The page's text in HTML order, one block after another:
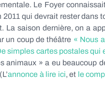
Le Foyer
2011 qui devrait rester dans
La saison dernière, on a
un coup de théâtre « Nous
simples cartes postales qui
animaux » a eu beaucoup
annonce à lire ici, et le